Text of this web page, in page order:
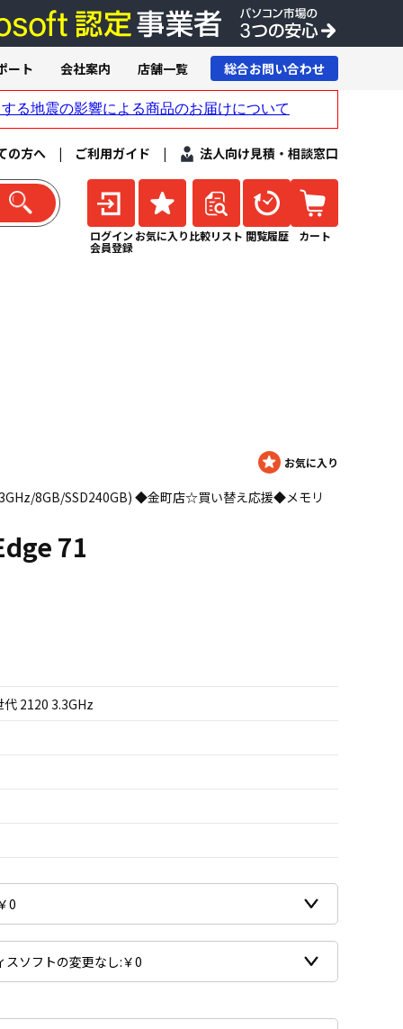
の方へ | ご利用ガイド | 法人向け見積・相談窓口
ログイン
会員登録
お気に入り 比較リスト 閲覧履歴 カート
ート 会社案内 店舗一覧 総合お問い合わせ
8GB/SSD240GB) ◆金町店☆買い替え応援◆メモリ
71
2120 3.3GHz